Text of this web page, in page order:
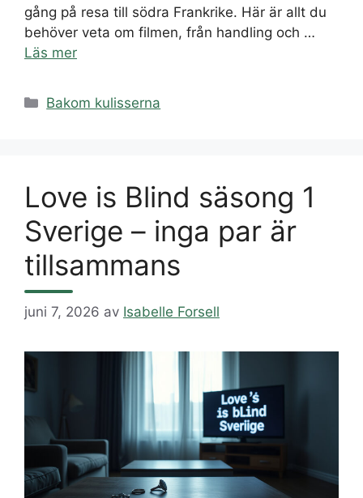
gång på resa till södra Frankrike. Här är allt du
behöver veta om filmen, från handling och …
Läs mer
Kategorier
Bakom kulisserna
Love is Blind säsong 1
Sverige – inga par är
tillsammans
juni 7, 2026 av Isabelle Forsell